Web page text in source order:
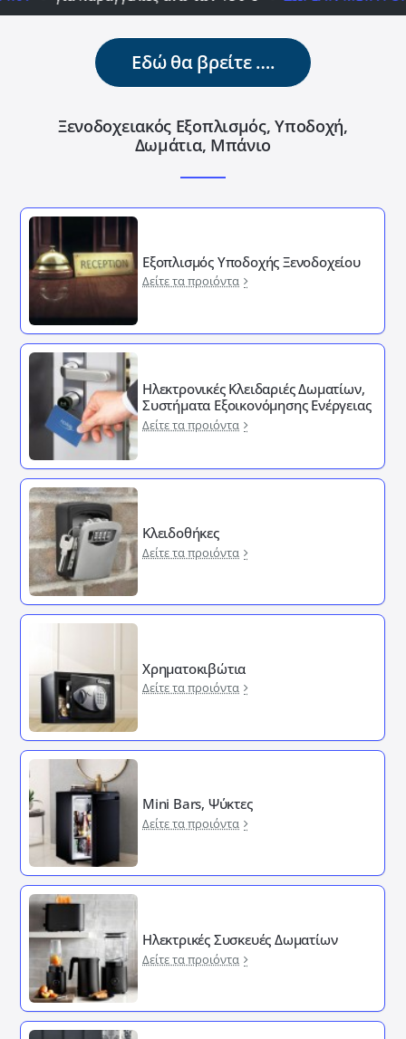
Εδώ θα βρείτε ….
Ξενοδοχειακός Εξοπλισμός, Υποδοχή,
Δωμάτια, Μπάνιο
Εξοπλισμός Υποδοχής Ξενοδοχείου
Δείτε τα προιόντα
Ηλεκτρονικές Κλειδαριές Δωματίων,
Συστήματα Εξοικονόμησης Ενέργειας
Δείτε τα προιόντα
Κλειδοθήκες
Δείτε τα προιόντα
Χρηματοκιβώτια
Δείτε τα προιόντα
Mini Bars, Ψύκτες
Δείτε τα προιόντα
Ηλεκτρικές Συσκευές Δωματίων
Δείτε τα προιόντα